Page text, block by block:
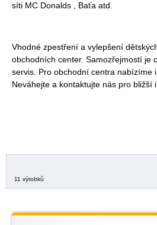
síti MC Donalds , Baťa atd.
Vhodné zpestření a vylepšení
obchodních center. Samozřejmostí je
servis. Pro obchodní centra nabízíme
Neváhejte a kontaktujte nás pro bližší
11 výrobků